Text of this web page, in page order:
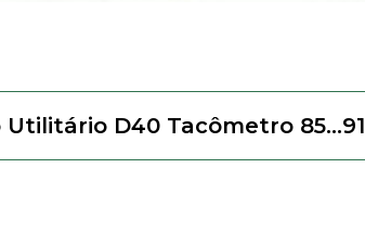
D40 Tacômetro 85…91